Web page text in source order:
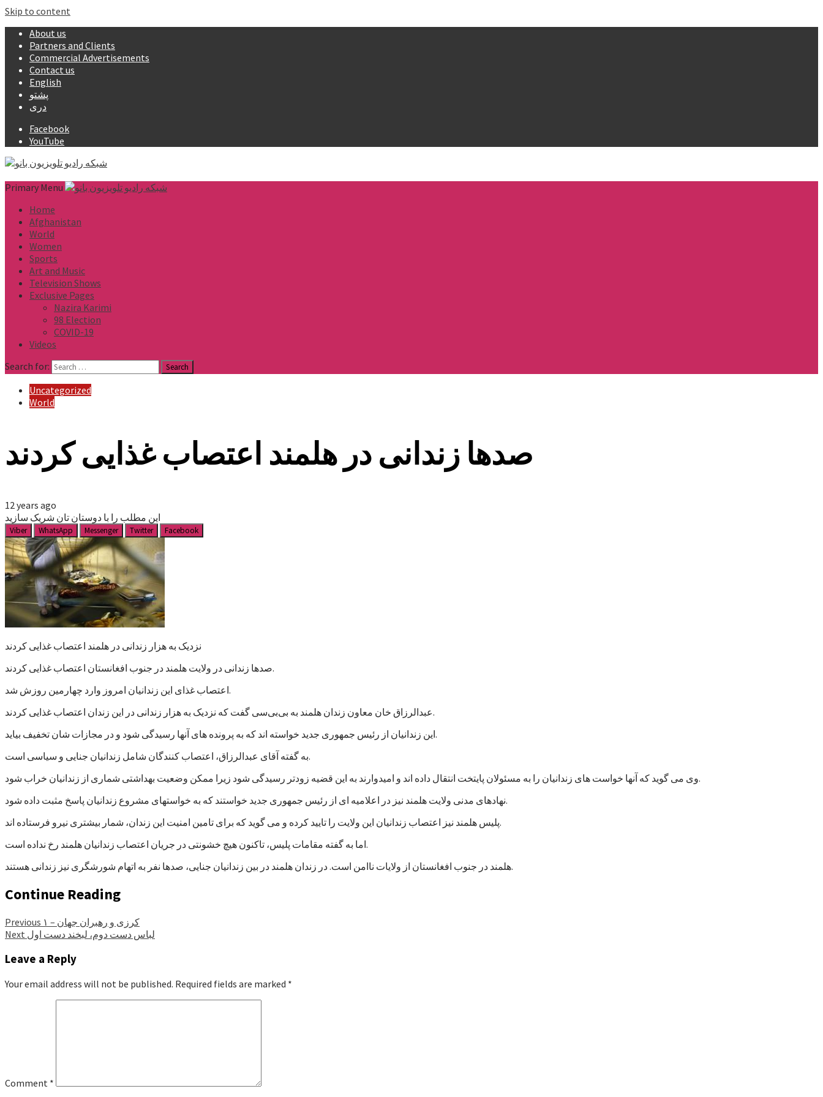
Skip to content
About us
Partners and Clients
Commercial Advertisements
Contact us
English
پشتو
دری
Facebook
YouTube
Primary Menu
Home
Afghanistan
World
Women
Sports
Art and Music
Television Shows
Exclusive Pages
Nazira Karimi
98 Election
COVID-19
Videos
Search for:
Uncategorized
World
صدها زندانی در هلمند اعتصاب غذایی کردند
12 years ago
این مطلب را با دوستان تان شریک سازید
Viber WhatsApp Messenger Twitter Facebook
نزدیک به هزار زندانی در هلمند اعتصاب غذایی کردند
صدها زندانی در ولایت هلمند در جنوب افغانستان اعتصاب غذایی کردند.
اعتصاب غذای این زندانیان امروز وارد چهارمین روزش شد.
عبدالرزاق خان معاون زندان هلمند به بی‌بی‌سی گفت که نزدیک به هزار زندانی در این زندان اعتصاب غذایی کردند.
این زندانیان از رئیس جمهوری جدید خواسته اند که به پرونده های آنها رسیدگی شود و در مجازات شان تخفیف بیاید.
به گفته آقای عبدالرزاق، اعتصاب کنندگان شامل زندانیان جنایی و سیاسی است.
وی می گوید که آنها خواست های زندانیان را به مسئولان پایتخت انتقال داده اند و امیدوارند به این قضیه زودتر رسیدگی شود زیرا ممکن وضعیت بهداشتی شماری از زندانیان خراب شود.
نهادهای مدنی ولایت هلمند نیز در اعلامیه ای از رئیس جمهوری جدید خواستند که به خواستهای مشروع زندانیان پاسخ مثبت داده شود.
پلیس هلمند نیز اعتصاب زندانیان این ولایت را تایید کرده و می گوید که برای تامین امنیت این زندان، شمار بیشتری نیرو فرستاده اند.
اما به گفته مقامات پلیس، تاکنون هیچ خشونتی در جریان اعتصاب زندانیان هلمند رخ نداده است.
هلمند در جنوب افغانستان از ولایات ناامن است. در زندان هلمند در بین زندانیان جنایی، صدها نفر به اتهام شورشگری نیز زندانی هستند.
Continue Reading
Previous
کرزی و رهبران جهان – ۱
Next لباس دست دوم، لبخند دست اول
Leave a Reply
Your email address will not be published. Required fields are marked *
Comment *